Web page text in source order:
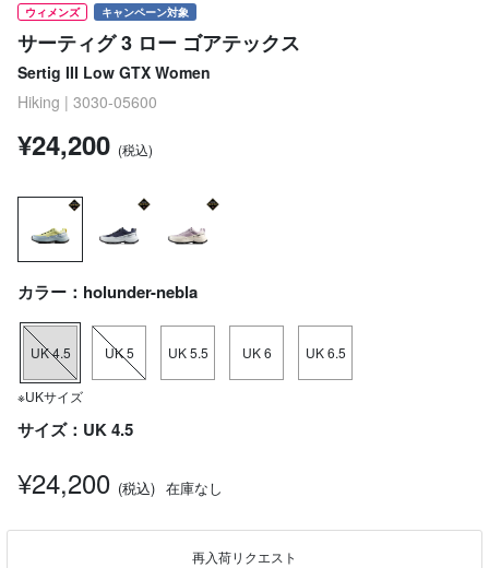
ウィメンズ キャンペーン対象
サーティグ 3 ロー ゴアテックス
Sertig III Low GTX Women
Hiking | 3030-05600
¥24,200 (税込)
カラー：holunder-nebla
UK 4.5 UK 5 UK 5.5 UK 6 UK 6.5
※UKサイズ
サイズ：UK 4.5
¥24,200 (税込) 在庫なし
再入荷リクエスト